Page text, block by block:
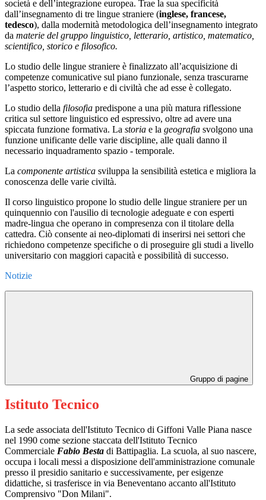
società e dell’integrazione europea. Trae la sua specificità
dall’insegnamento di tre lingue straniere (inglese, francese,
tedesco), dalla modernità metodologica dell’insegnamento integrato
da materie del gruppo linguistico, letterario, artistico, matematico,
scientifico, storico e filosofico.
Lo studio delle lingue straniere è finalizzato all’acquisizione di
competenze comunicative sul piano funzionale, senza trascurarne
l’aspetto storico, letterario e di civiltà che ad esse è collegato.
Lo studio della filosofia predispone a una più matura riflessione
critica sul settore linguistico ed espressivo, oltre ad avere una
spiccata funzione formativa. La storia e la geografia svolgono una
funzione unificante delle varie discipline, alle quali danno il
necessario inquadramento spazio - temporale.
La componente artistica sviluppa la sensibilità estetica e migliora la
conoscenza delle varie civiltà.
Il corso linguistico propone lo studio delle lingue straniere per un
quinquennio con l'ausilio di tecnologie adeguate e con esperti
madre-lingua che operano in compresenza con il titolare della
cattedra. Ciò consente ai neo-diplomati di inserirsi nei settori che
richiedono competenze specifiche o di proseguire gli studi a livello
universitario con maggiori capacità e possibilità di successo.
Notizie
Gruppo di pagine
Istituto Tecnico
La sede associata dell'Istituto Tecnico di Giffoni Valle Piana nasce
nel 1990 come sezione staccata dell'Istituto Tecnico
Commerciale Fabio Besta di Battipaglia. La scuola, al suo nascere,
occupa i locali messi a disposizione dell'amministrazione comunale
presso il presidio sanitario e successivamente, per esigenze
didattiche, si trasferisce in via Beneventano accanto all'Istituto
Comprensivo "Don Milani".